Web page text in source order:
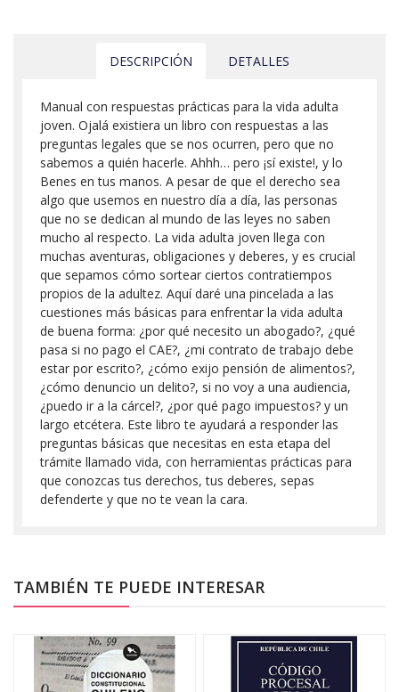
DESCRIPCIÓN DETALLES
Manual con respuestas prácticas para la vida adulta
joven. Ojalá existiera un libro con respuestas a las
preguntas legales que se nos ocurren, pero que no
sabemos a quién hacerle. Ahhh… pero ¡sí existe!, y lo
Benes en tus manos. A pesar de que el derecho sea
algo que usemos en nuestro día a día, las personas
que no se dedican al mundo de las leyes no saben
mucho al respecto. La vida adulta joven llega con
muchas aventuras, obligaciones y deberes, y es crucial
que sepamos cómo sortear ciertos contratiempos
propios de la adultez. Aquí daré una pincelada a las
cuestiones más básicas para enfrentar la vida adulta
de buena forma: ¿por qué necesito un abogado?, ¿qué
pasa si no pago el CAE?, ¿mi contrato de trabajo debe
estar por escrito?, ¿cómo exijo pensión de alimentos?,
¿cómo denuncio un delito?, si no voy a una audiencia,
¿puedo ir a la cárcel?, ¿por qué pago impuestos? y un
largo etcétera. Este libro te ayudará a responder las
preguntas básicas que necesitas en esta etapa del
trámite llamado vida, con herramientas prácticas para
que conozcas tus derechos, tus deberes, sepas
defenderte y que no te vean la cara.
TAMBIÉN TE PUEDE INTERESAR